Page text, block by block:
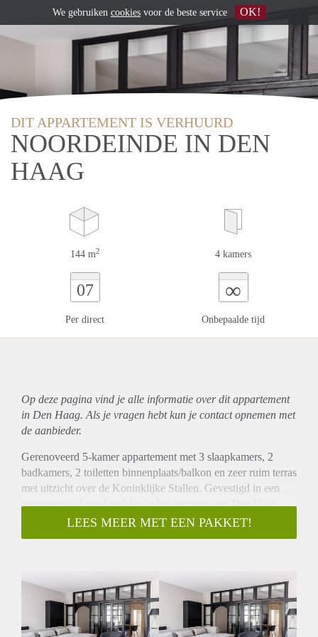
DIT APPARTEMENT IS VERHUURD
NOORDEINDE IN DEN
HAAG
144 m2 4 kamers
07
Per direct
∞
Onbepaalde tijd
Op deze pagina vind je alle informatie over ditappartement
in Den Haag. Als je vragen hebt kun je contact opnemen met
de aanbieder.
Gerenoveerd 5-kamer appartement met 3 slaapkamers, 2
badkamers, 2 toiletten binnenplaats/balkon en zeer ruim terras
met uitzicht over de Koninklijke Stallen. Gevestigd in een
monumentaal pand midden in het centrum van Den Haag.
Dit moderne appartement wordt volledig gemeubileerd
opgeleverd.
eerste verdieping. Entree van het appartement, hal die leidt
naar de lichte woon-eetkamer met open keuken voorzien van
diverse inbouwapparatuur. Vanuit de keuken openslaande
deuren naar het balkon/binnenplaats en vanaf het
LEES MEER MET EEN PAKKET!
We gebruiken cookies voor de beste service OK!